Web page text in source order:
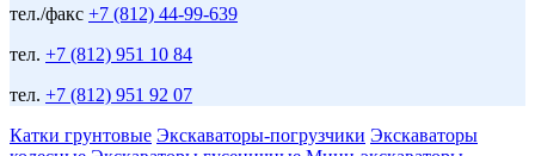
тел./факс +7 (812) 44-99-639
тел. +7 (812) 951 10 84
тел. +7 (812) 951 92 07
Катки грунтовые Экскаваторы-погрузчики Экскаваторы